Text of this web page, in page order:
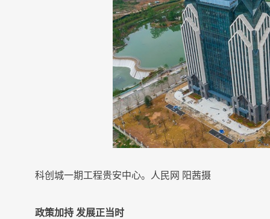
科创城一期工程贵安中心。人民网 阳茜摄
政策加持 发展正当时